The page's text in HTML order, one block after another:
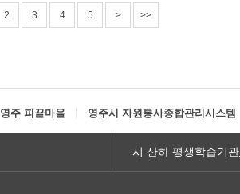
2 3 4 5 > >>
영주 피끝마을 영주시 자원봉사종합관리시스템
시 산하 평생학습기관